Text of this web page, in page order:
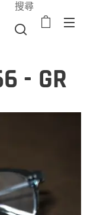
搜尋
- GR